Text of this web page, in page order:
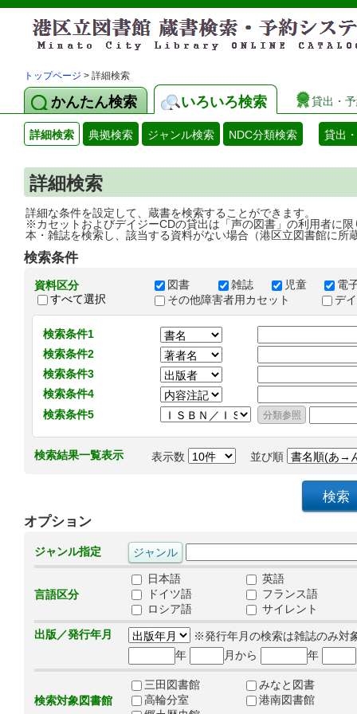
トップページ > 詳細検索
かんたん検索 いろいろ検索 貸出・
詳細検索 典拠検索 ジャンル検索 NDC分類検索 貸出
詳細検索
詳細な条件を設定して、蔵書を検索することができます。
※カセットおよびデイジーCDの貸出は「声の図書」の利用者に限
本・雑誌を検索し、該当する資料がない場合（港区立図書館に所
検索条件
資料区分
すべて選択
図書 雑誌 児童
電
その他障害者用カセット
デ
検索条件1
検索条件2
検索条件3
検索条件4
検索条件5
検索結果一覧表示 表示数 並び順
オプション
ジャンル指定
言語区分
日本語
英語
ドイツ語
フランス語
ロシア語
サイレント
出版／発行年月
※発行年月の検索は雑誌のみ対
年
月から 年
検索対象図書館
三田図書館
みなと図書
高輪分室
港南図書館